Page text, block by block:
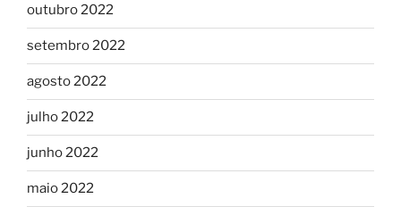
outubro 2022
setembro 2022
agosto 2022
julho 2022
junho 2022
maio 2022